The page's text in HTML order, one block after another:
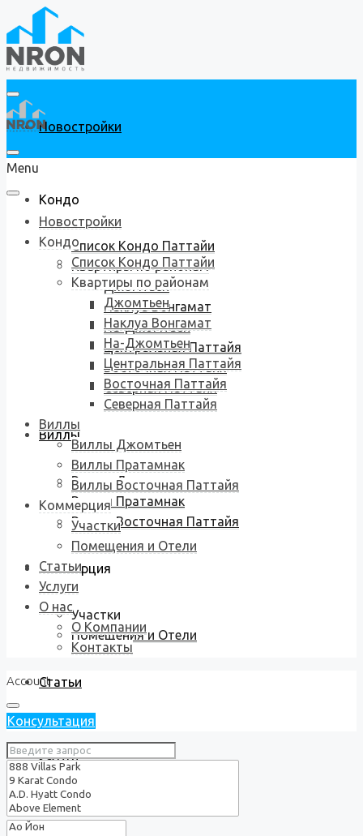
Новостройки
Кондо
Список Кондо Паттайи
Квартиры по районам
Джомтьен
Наклуа Вонгамат
На-Джомтьен
Центральная Паттайя
Восточная Паттайя
Северная Паттайя
Виллы
Виллы Джомтьен
Виллы Пратамнак
Виллы Восточная Паттайя
Коммерция
Участки
Помещения и Отели
Статьи
Услуги
О нас
Menu
Новостройки
Кондо
Список Кондо Паттайи
Квартиры по районам
Джомтьен
Наклуа Вонгамат
На-Джомтьен
Центральная Паттайя
Восточная Паттайя
Северная Паттайя
Виллы
Виллы Джомтьен
Виллы Пратамнак
Виллы Восточная Паттайя
Коммерция
Участки
Помещения и Отели
Статьи
Услуги
О нас
О Компании
Контакты
Account
Консультация